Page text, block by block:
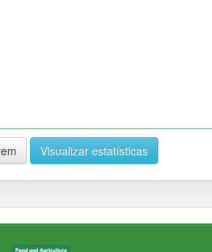
Visualizar estatísticas